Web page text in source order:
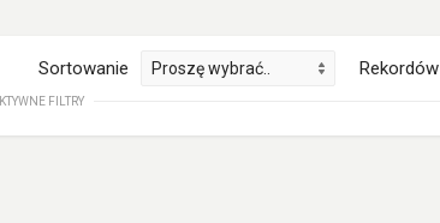
Sortowanie Rekordów
FILTRY